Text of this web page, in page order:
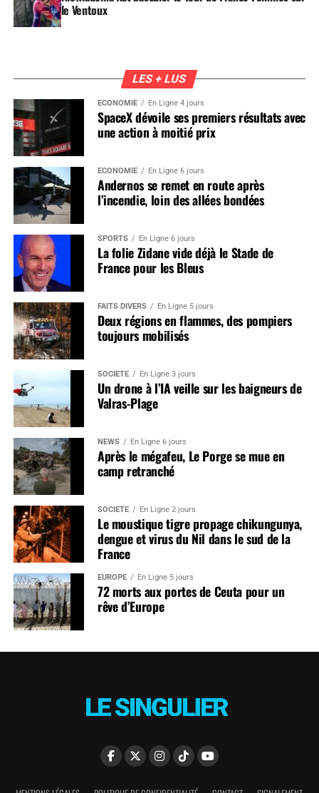
le Ventoux
LES + LUS
ÉCONOMIE En Ligne 4 jours
SpaceX dévoile ses premiers résultats avec
une action à moitié prix
ÉCONOMIE En Ligne 6 jours
Andernos se remet en route après
l’incendie, loin des allées bondées
SPORTS En Ligne 6 jours
La folie Zidane vide déjà le Stade de
France pour les Bleus
FAITS DIVERS En Ligne 5 jours
Deux régions en flammes, des pompiers
toujours mobilisés
SOCIÉTÉ En Ligne 3 jours
Un drone à l’IA veille sur les baigneurs de
Valras-Plage
NEWS En Ligne 6 jours
Après le mégafeu, Le Porge se mue en
camp retranché
SOCIÉTÉ En Ligne 2 jours
Le moustique tigre propage chikungunya,
dengue et virus du Nil dans le sud de la
France
EUROPE En Ligne 5 jours
72 morts aux portes de Ceuta pour un
rêve d’Europe